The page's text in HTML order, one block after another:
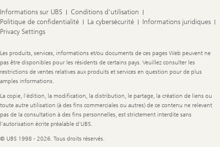
Informations sur UBS
Conditions d'utilisation
Politique de confidentialité
La cybersécurité
Informations juridiques
Privacy Settings
Legal
Information
Les produits, services, informations et/ou documents de ces pages Web peuvent ne
pas être disponibles pour les résidents de certains pays. Veuillez consulter les
restrictions de ventes relatives aux produits et services en question pour de plus
amples informations.
La copie, l'édition, la modification, la distribution, le partage, la création de liens ou
toute autre utilisation (à des fins commerciales ou autres) de ce contenu ne relevant
pas de la consultation à des fins personnelles, est strictement interdite sans
l'autorisation écrite préalable d'UBS.
© UBS 1998 - 2026. Tous droits réservés.